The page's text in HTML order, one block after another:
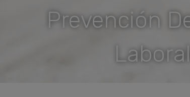
Prevención